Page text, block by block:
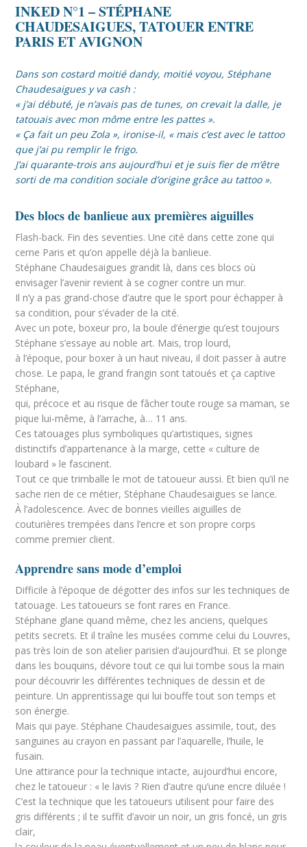
INKED N°1 – STÉPHANE
CHAUDESAIGUES, TATOUER ENTRE
PARIS ET AVIGNON
Dans son costard moitié dandy, moitié voyou, Stéphane
Chaudesaigues y va cash :
« j’ai débuté, je n’avais pas de tunes, on crevait la dalle, je
tatouais avec mon môme entre les pattes ».
« Ça fait un peu Zola », ironise-il, « mais c’est avec le tattoo
que j’ai pu remplir le frigo.
J’ai quarante-trois ans aujourd’hui et je suis fier de m’être
sorti de ma condition sociale d’origine grâce au tattoo ».
Des blocs de banlieue aux premières aiguilles
Flash-back. Fin des seventies. Une cité dans cette zone qui
cerne Paris et qu’on appelle déjà la banlieue.
Stéphane Chaudesaigues grandit là, dans ces blocs où
envisager l’avenir revient à se cogner contre un mur.
Il n’y a pas grand-chose d’autre que le sport pour échapper à
sa condition, pour s’évader de la cité.
Avec un pote, boxeur pro, la boule d’énergie qu’est toujours
Stéphane s’essaye au noble art. Mais, trop lourd,
à l’époque, pour boxer à un haut niveau, il doit passer à autre
chose. Le papa, le grand frangin sont tatoués et ça captive
Stéphane,
qui, précoce et au risque de fâcher toute rouge sa maman, se
pique lui-même, à l’arrache, à… 11 ans.
Ces tatouages plus symboliques qu’artistiques, signes
distinctifs d’appartenance à la marge, cette « culture de
loubard » le fascinent.
Tout ce que trimballe le mot de tatoueur aussi. Et bien qu’il ne
sache rien de ce métier, Stéphane Chaudesaigues se lance.
À l’adolescence. Avec de bonnes vieilles aiguilles de
couturières trempées dans l’encre et son propre corps
comme premier client.
Apprendre sans mode d’emploi
Difficile à l’époque de dégotter des infos sur les techniques de
tatouage. Les tatoueurs se font rares en France.
Stéphane glane quand même, chez les anciens, quelques
petits secrets. Et il traîne les musées comme celui du Louvres,
pas très loin de son atelier parisien d’aujourd’hui. Et se plonge
dans les bouquins, dévore tout ce qui lui tombe sous la main
pour découvrir les différentes techniques de dessin et de
peinture. Un apprentissage qui lui bouffe tout son temps et
son énergie.
Mais qui paye. Stéphane Chaudesaigues assimile, tout, des
sanguines au crayon en passant par l’aquarelle, l’huile, le
fusain.
Une attirance pour la technique intacte, aujourd’hui encore,
chez le tatoueur : « le lavis ? Rien d’autre qu’une encre diluée !
C’est la technique que les tatoueurs utilisent pour faire des
gris différents ; il te suffit d’avoir un noir, un gris foncé, un gris
clair,